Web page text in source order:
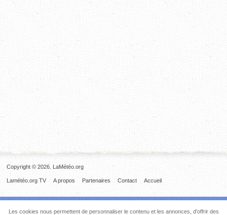
Copyright © 2026. LaMétéo.org
Accueil
Contact
Partenaires
A propos
Lamétéo.org TV
Les cookies nous permettent de personnaliser le contenu et les annonces, d'offrir des